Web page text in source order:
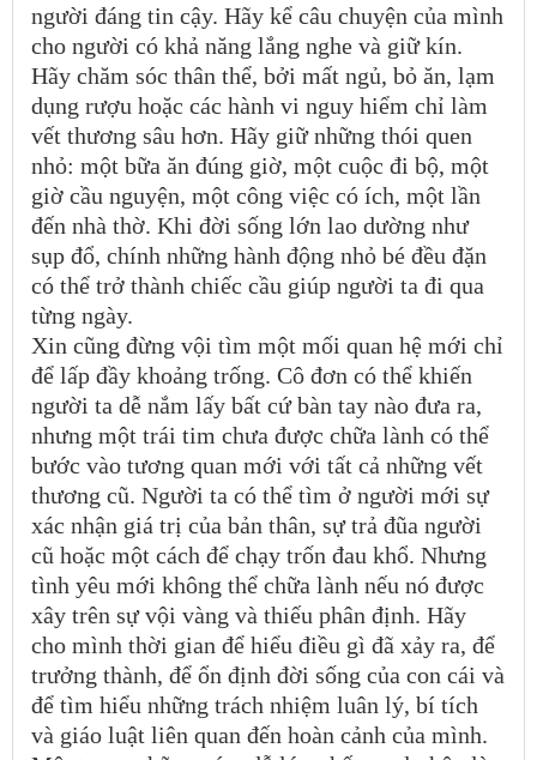
người đáng tin cậy. Hãy kể câu chuyện của mình
cho người có khả năng lắng nghe và giữ kín.
Hãy chăm sóc thân thể, bởi mất ngủ, bỏ ăn, lạm
dụng rượu hoặc các hành vi nguy hiểm chỉ làm
vết thương sâu hơn. Hãy giữ những thói quen
nhỏ: một bữa ăn đúng giờ, một cuộc đi bộ, một
giờ cầu nguyện, một công việc có ích, một lần
đến nhà thờ. Khi đời sống lớn lao dường như
sụp đổ, chính những hành động nhỏ bé đều đặn
có thể trở thành chiếc cầu giúp người ta đi qua
từng ngày.
Xin cũng đừng vội tìm một mối quan hệ mới chỉ
để lấp đầy khoảng trống. Cô đơn có thể khiến
người ta dễ nắm lấy bất cứ bàn tay nào đưa ra,
nhưng một trái tim chưa được chữa lành có thể
bước vào tương quan mới với tất cả những vết
thương cũ. Người ta có thể tìm ở người mới sự
xác nhận giá trị của bản thân, sự trả đũa người
cũ hoặc một cách để chạy trốn đau khổ. Nhưng
tình yêu mới không thể chữa lành nếu nó được
xây trên sự vội vàng và thiếu phân định. Hãy
cho mình thời gian để hiểu điều gì đã xảy ra, để
trưởng thành, để ổn định đời sống của con cái và
để tìm hiểu những trách nhiệm luân lý, bí tích
và giáo luật liên quan đến hoàn cảnh của mình.